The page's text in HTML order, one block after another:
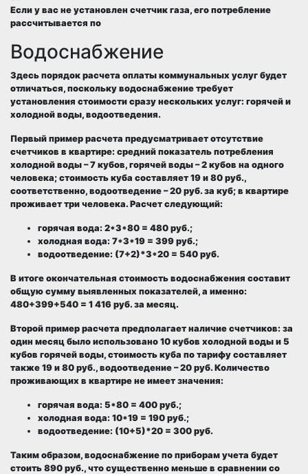
Если у вас не установлен счетчик газа, его потребление
рассчитывается по
Водоснабжение
Здесь порядок расчета оплаты коммунальных услуг будет
отличаться, поскольку водоснабжение требует
установления стоимости сразу нескольких услуг: горячей и
холодной воды, водоотведения.
Первый пример расчета предусматривает отсутствие
счетчиков в квартире: средний показатель потребления
холодной воды – 7 кубов, горячей воды – 2 кубов на одного
человека; стоимость куба составляет 19 и 80 руб.,
соответственно, водоотведение – 20 руб. за куб; в квартире
проживает три человека. Расчет следующий:
горячая вода: 2*3*80 = 480 руб.;
холодная вода: 7*3*19 = 399 руб.;
водоотведение: (7+2)*3*20 = 540 руб.
В итоге окончательная стоимость водоснабжения составит
общую сумму выявленных показателей, а именно:
480+399+540 = 1 416 руб. за месяц.
Второй пример расчета предполагает наличие счетчиков: за
один месяц было использовано 10 кубов холодной воды и 5
кубов горячей воды, стоимость куба по тарифу составляет
также 19 и 80 руб., водоотведение – 20 руб. Количество
проживающих в квартире не имеет значения:
горячая вода: 5*80 = 400 руб.;
холодная вода: 10*19 = 190 руб.;
водоотведение: (10+5)*20 = 300 руб.
Таким образом, водоснабжение по приборам учета будет
стоить 890 руб., что существенно меньше в сравнении со